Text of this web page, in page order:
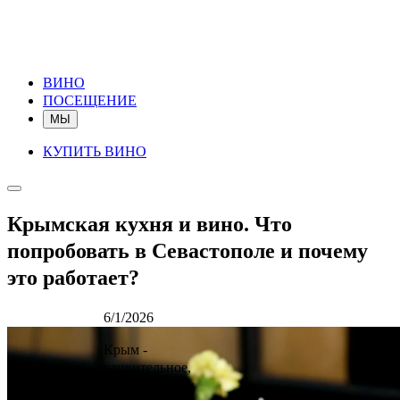
ВИНО
ПОСЕЩЕНИЕ
МЫ
КУПИТЬ ВИНО
Крымская кухня и вино. Что
попробовать в Севастополе и почему
это работает?
6/1/2026
Крым -
удивительное,
фантастически